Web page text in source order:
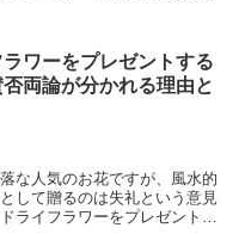
ラワーをプレゼントする
両論が分かれる理由と
な人気のお花ですが、風水的
して贈るのは失礼という意見
ライフラワーをプレゼントす